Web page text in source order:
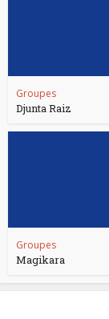
Groupes
Djunta Raiz
Groupes
Magikara